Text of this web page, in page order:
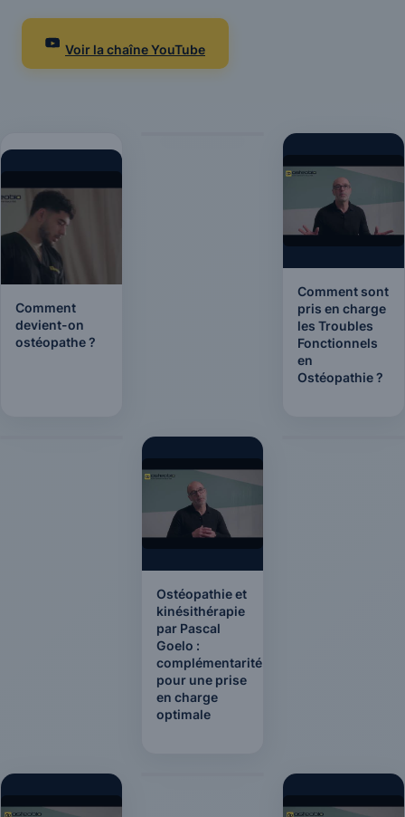
Voir la chaîne YouTube
Comment
devient-on
ostéopathe ?
Comment sont
pris en charge
les Troubles
Fonctionnels
en
Ostéopathie ?
Ostéopathie et
kinésithérapie
par Pascal
Goelo :
complémentarité
pour une prise
en charge
optimale